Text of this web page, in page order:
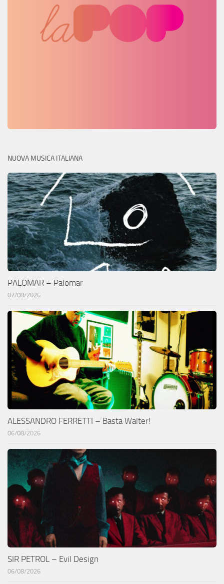
NUOVA MUSICA ITALIANA
PALOMAR – Palomar
07/08/2026
ALESSANDRO FERRETTI – Basta Walter!
06/08/2026
SIR PETROL – Evil Design
06/08/2026